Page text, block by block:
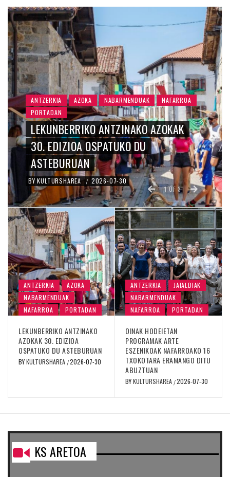
ANTZERKIA AZOKA NABARMENDUAK
NAFARROA
PORTADAN
LEKUNBERRIKO ANTZINAKO AZOKAK
30. EDIZIOA OSPATUKO DU
ASTEBURUAN
BY KULTURSHAREA / 2026-07-30
1OF3
ANTZERKIA
AZOKA
NABARMENDUAK
NAFARROA
PORTADAN
LEKUNBERRIKO ANTZINAKO
AZOKAK 30. EDIZIOA
OSPATUKO DU ASTEBURUAN
BYKULTURSHAREA /2026-07-30
ANTZERKIA
JAIALDIAK
NABARMENDUAK
NAFARROA
PORTADAN
OINAK HODEIETAN
PROGRAMAK ARTE
ESZENIKOAK NAFARROAKO 16
TXOKOTARA ERAMANGO DITU
ABUZTUAN
BYKULTURSHAREA /2026-07-30
KS ARETOA